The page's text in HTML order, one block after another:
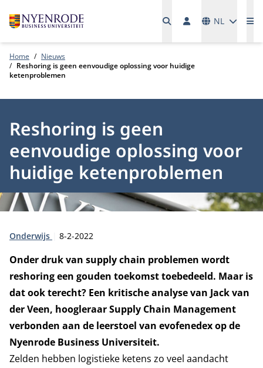
NL
Home
Nieuws
Reshoring is geen eenvoudige oplossing voor huidige
ketenproblemen
Reshoring is geen
eenvoudige oplossing voor
huidige ketenproblemen
Type:
Onderwijs Publicatiedatum:
8-2-2022
Onder druk van supply chain problemen wordt
reshoring een gouden toekomst toebedeeld. Maar is
dat ook terecht? Een kritische analyse van Jack van
der Veen, hoogleraar Supply Chain Management
verbonden aan de leerstoel van evofenedex op de
Nyenrode Business Universiteit.
Zelden hebben logistieke ketens zo veel aandacht